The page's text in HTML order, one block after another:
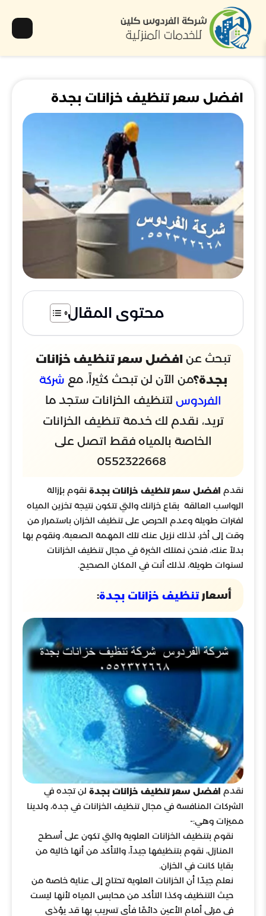
افضل سعر تنظيف خزانات بجدة
محتوى المقال
تبحث عن افضل سعر تنظيف خزانات
بجدة؟من الآن لن تبحث كثيراً، مع شركة
الفردوس لتنظيف الخزانات ستجد ما
تريد، نقدم لك خدمة تنظيف الخزانات
الخاصة بالمياه فقط اتصل على
0552322668
نقدم افضل سعر تنظيف خزانات بجدة نقوم بإزالة
الرواسب العالقة بقاع خزانك والتي تتكون نتيجة تخزين المياه
لفترات طويلة وعدم الحرص على تنظيف الخزان باستمرار من
وقت إلى أخر، لذلك نزيل عنك تلك المهمة الصعبة، ونقوم بها
بدلاً عنك، فنحن نمتلك الخبرة في مجال تنظيف الخزانات
لسنوات طويلة، لذلك أنت في المكان الصحيح.
أسعارتنظيف خزانات بجدة:
نقدم افضل سعر تنظيف خزانات بجدة لن تجده في
الشركات المنافسة في مجال تنظيف الخزانات في جدة، ولدينا
مميزات وهي:-
نقوم بتنظيف الخزانات العلوية والتي تكون على أسطح
المنازل، نقوم بتنظيفها جيداً، والتأكد من أنها خالية من
بقايا كانت في الخزان.
نعلم جيدًا أن الخزانات العلوية تحتاج إلى عناية خاصة من
حيث التنظيف وكذا التأكد من محابس المياه لأنها ليست
في مرئي أمام الأعين دائمًا فأي تسريب بها قد يؤذي